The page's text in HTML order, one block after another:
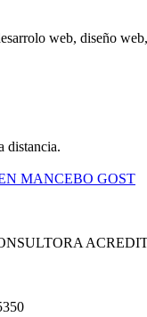
web, diseño web,
distancia.
MANCEBO GOST